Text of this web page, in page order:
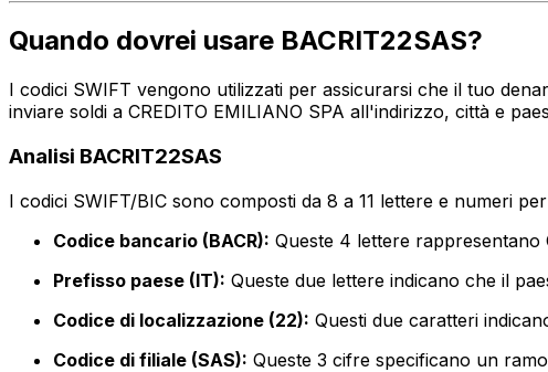
Quando dovrei usare BACRIT22SAS?
I codici SWIFT vengono utilizzati per assicurarsi che il tuo
inviare soldi a CREDITO EMILIANO SPA all'indirizzo, città e
Analisi BACRIT22SAS
I codici SWIFT/BIC sono composti da 8 a 11 lettere e numeri
Codice bancario (BACR): Queste 4 lettere rappresentano
Prefisso paese (IT): Queste due lettere indicano che il
Codice di localizzazione (22): Questi due caratteri
Codice di filiale (SAS): Queste 3 cifre specificano un